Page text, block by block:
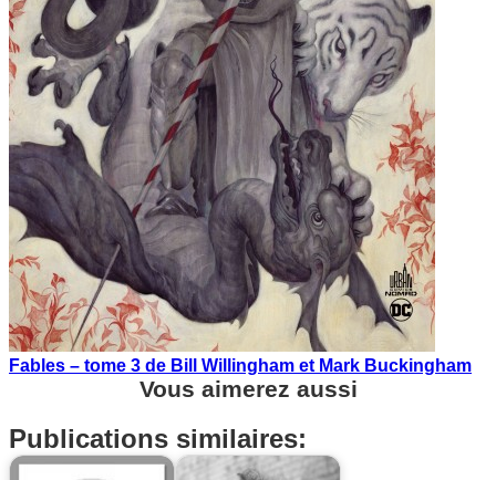
Fables – tome 3 de Bill Willingham et Mark Buckingham
Vous aimerez aussi
Publications similaires: